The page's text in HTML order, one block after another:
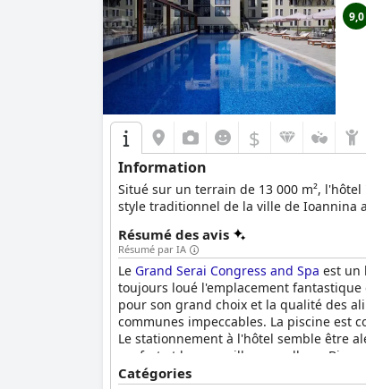
9,0
$
Information
Situé sur un terrain de 13 000 m²,
style traditionnel de la ville de Ioannina
Résumé des avis
Résumé par IA
Le Grand Serai Congress and Spa est un
toujours loué l'emplacement
pour son grand choix et la qualité des
communes impeccables. La piscine est
Le stationnement à l'hôtel semble être
confort et leurs oreillers moelleux.
exceptionnel avec une touche de luxe à
Catégories